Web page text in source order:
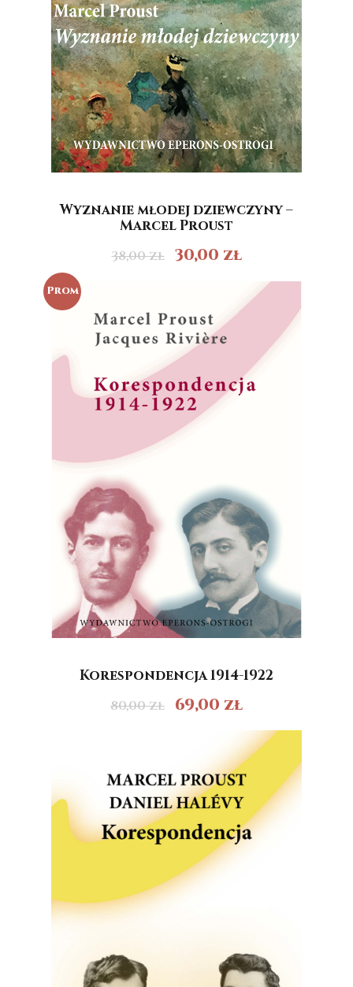
Wyznanie młodej dziewczyny –
Marcel Proust
38,00zł 30,00 zł
Prom
Korespondencja 1914-1922
80,00zł 69,00 zł